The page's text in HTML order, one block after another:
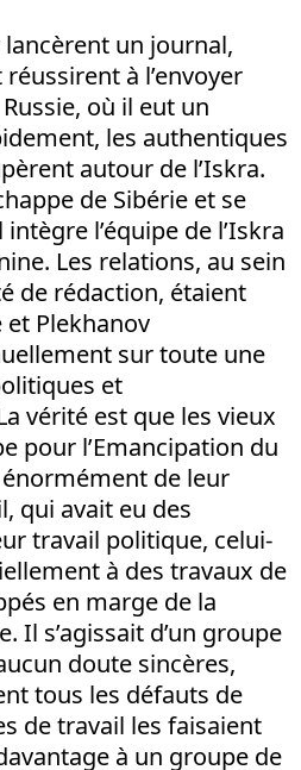
un journal,
réussirent à l’envoyer
où il eut un
les authentiques
autour de l’Iskra.
de Sibérie et se
l’équipe de l’Iskra
Les relations, au sein
de rédaction, étaient
Plekhanov
sur toute une
et
vérité est que les vieux
pour l’Emancipation du
de leur
qui avait eu des
travail politique, celui-
à des travaux de
en marge de la
Il s’agissait d’un groupe
doute sincères,
tous les défauts de
de travail les faisaient
à un groupe de